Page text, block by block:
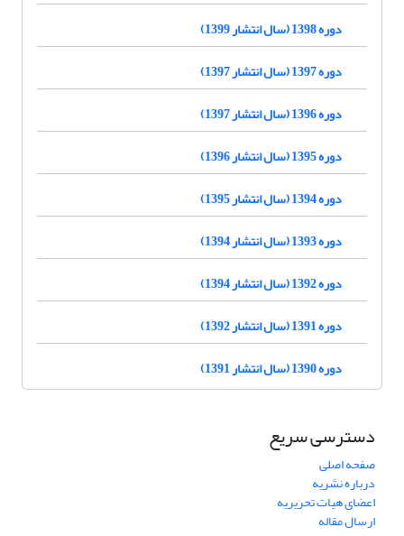
دوره 1398 (سال انتشار 1399)
دوره 1397 (سال انتشار 1397)
دوره 1396 (سال انتشار 1397)
دوره 1395 (سال انتشار 1396)
دوره 1394 (سال انتشار 1395)
دوره 1393 (سال انتشار 1394)
دوره 1392 (سال انتشار 1394)
دوره 1391 (سال انتشار 1392)
دوره 1390 (سال انتشار 1391)
دسترسی سریع
صفحه اصلی
درباره نشریه
اعضای هیات تحریریه
ارسال مقاله